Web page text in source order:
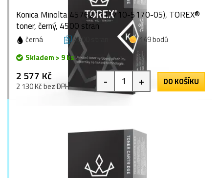
Konica Minolta 4576211 (1710-5170-05), TOREX®
toner, černý, 4500 stran
černá 4500 stran
149 bodů
Skladem > 9 ks
2 577 Kč
2 130 Kč bez DPH - + DO KOŠÍKU